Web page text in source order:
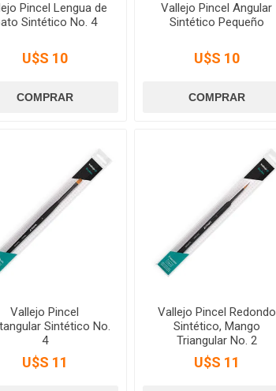
Pincel Lengua de
Sintético No. 4
U$S 10
Vallejo Pincel Angular
Sintético Pequeño
U$S 10
Vallejo Pincel
Sintético No.
4
U$S 11
Vallejo Pincel Redondo
Sintético, Mango
Triangular No. 2
U$S 11